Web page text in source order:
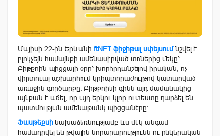
Մայիսի 22-ին Երևանի ftNFT ֆիջիթալ սփեյսումնշվել է
բլոկչեյն համայնքի ամենասիրված տոներից մեկը՝
Բիթքոին-պիցցայի օրը՝ խորհրդանշելով իրական, ոչ
վիրտուալ աշխարհում կրիպտորաժույթով կատարված
առաջին գործարքը։ Բիթքոինի գինն այդ ժամանակից
այնքան է աճել, որ այդ երկու կլոր ուտեստը դարձել են
պատմության ամենաթանկ պիցցաները:
Ֆասթեքսինախաձեռնությամբ ևս մեկ անգամ
համադրվել են թվային նորարարությունն ու ընկերական